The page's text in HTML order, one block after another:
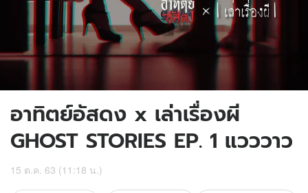
อาทิตย์อัสดง x เล่าเรื่องผี
GHOST STORIES EP. 1 แวววาว
15 ต.ค. 63 (11:18 น.)